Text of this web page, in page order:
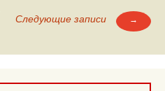
Следующие записи →